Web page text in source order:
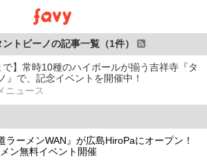
トビーノの記事一覧（1件）
で】常時10種のハイボールが揃う吉祥寺『タ
』で、記念イベントを開催中！
ニュース
ラーメンWAN』が広島HiroPaにオープン！
ン無料イベント開催